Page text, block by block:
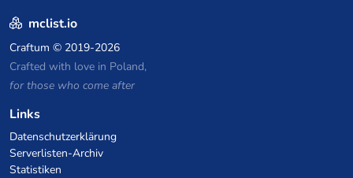
mclist.io
Craftum © 2019-2026
Crafted with love in Poland,
for those who come after
Links
Datenschutzerklärung
Serverlisten-Archiv
Statistiken